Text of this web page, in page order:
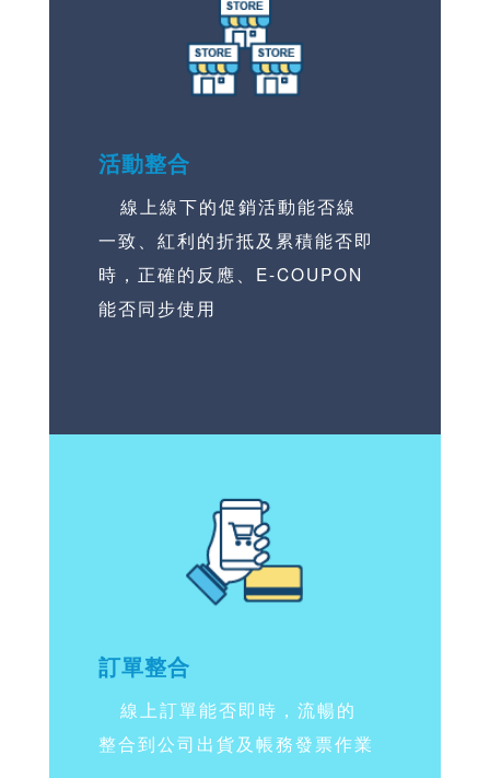
活動整合
線上線下的促銷活動能否線
一致、紅利的折抵及累積能否即
時，正確的反應、E-COUPON
能否同步使用
訂單整合
線上訂單能否即時，流暢的
整合到公司出貨及帳務發票作業